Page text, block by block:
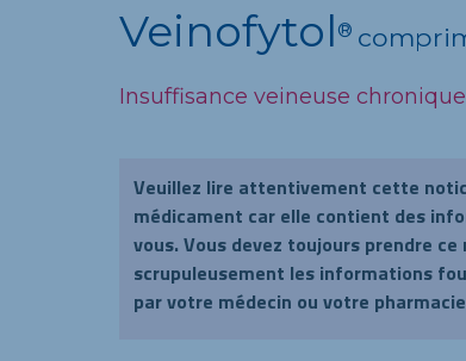
Veinofytol ®
Insuffisance veineuse chronique
Veuillez lire attentivement cette
médicament car elle contient des
vous. Vous devez toujours prendre
scrupuleusement les informations
par votre médecin ou votre